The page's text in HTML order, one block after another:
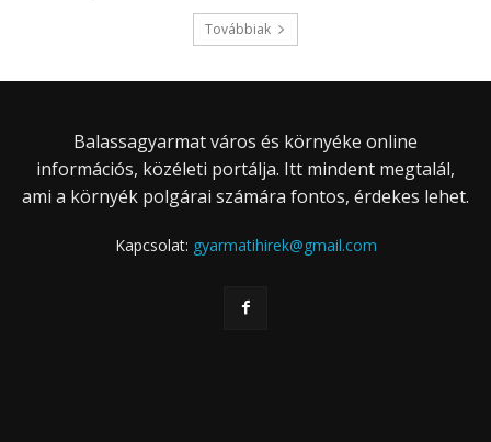
Továbbiak
Balassagyarmat város és környéke online
információs, közéleti portálja. Itt mindent megtalál,
ami a környék polgárai számára fontos, érdekes lehet.
Kapcsolat: gyarmatihirek@gmail.com